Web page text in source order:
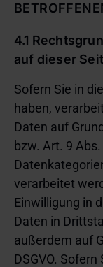
4.1
auf dieser
Sofern Sie in
haben,
Daten auf
bzw. Art. 9
verarbeitet
Einwilligung in
Daten in
außerdem auf
DSGVO.